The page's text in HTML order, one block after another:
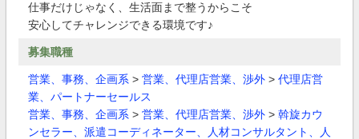
仕事だけじゃなく、生活面まで整うからこそ
安心してチャレンジできる環境です♪
募集職種
営業、事務、企画系 > 営業、代理店営業、渉外 > 代理店営
業、パートナーセールス
営業、事務、企画系 > 営業、代理店営業、渉外 > 斡旋カウ
ンセラー、派遣コーディネーター、人材コンサルタント、人